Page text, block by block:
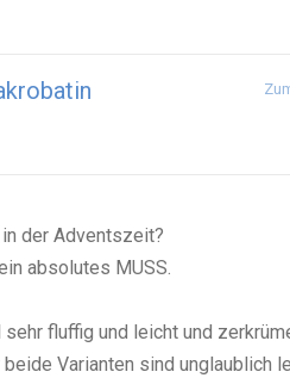
der Adventszeit?
absolutes MUSS.
fluffig und leicht und
Varianten sind unglaublich